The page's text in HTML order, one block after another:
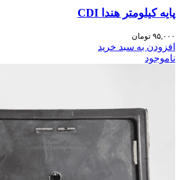
پایه کیلومتر هندا CDI
۹۵,۰۰۰ تومان
افزودن به سبد خرید
ناموجود